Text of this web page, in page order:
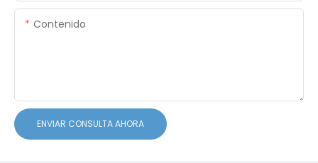
Contenido
ENVIAR CONSULTA AHORA